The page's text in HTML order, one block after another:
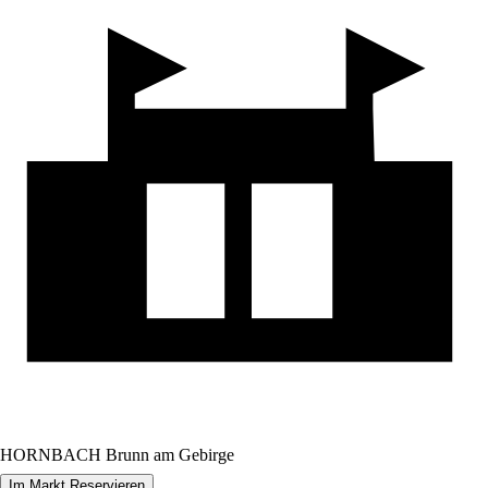
HORNBACH Brunn am Gebirge